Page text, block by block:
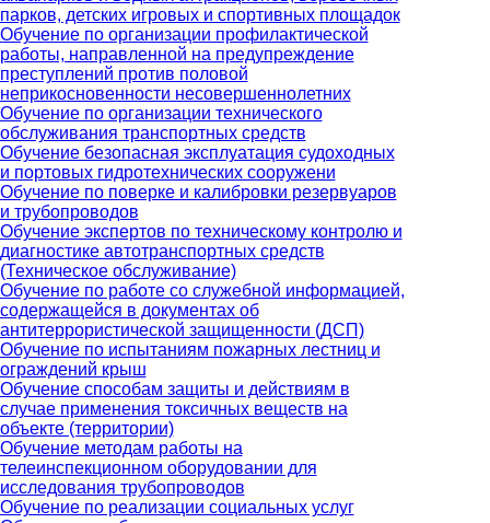
парков, детских игровых и спортивных площадок
Обучение по организации профилактической
работы, направленной на предупреждение
преступлений против половой
неприкосновенности несовершеннолетних
Обучение по организации технического
обслуживания транспортных средств
Обучение безопасная эксплуатация судоходных
и портовых гидротехнических сооружени
Обучение по поверке и калибровки резервуаров
и трубопроводов
Обучение экспертов по техническому контролю и
диагностике автотранспортных средств
(Техническое обслуживание)
Обучение по работе со служебной информацией,
содержащейся в документах об
антитеррористической защищенности (ДСП)
Обучение по испытаниям пожарных лестниц и
ограждений крыш
Обучение способам защиты и действиям в
случае применения токсичных веществ на
объекте (территории)
Обучение методам работы на
телеинспекционном оборудовании для
исследования трубопроводов
Обучение по реализации социальных услуг